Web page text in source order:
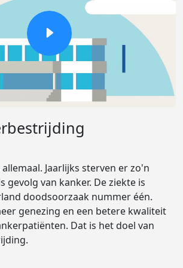
Jaarlijks sterven er zo'n
gevolg van kanker. De ziekte is
doodsoorzaak nummer één.
genezing en een betere kwaliteit
Dat is het doel van